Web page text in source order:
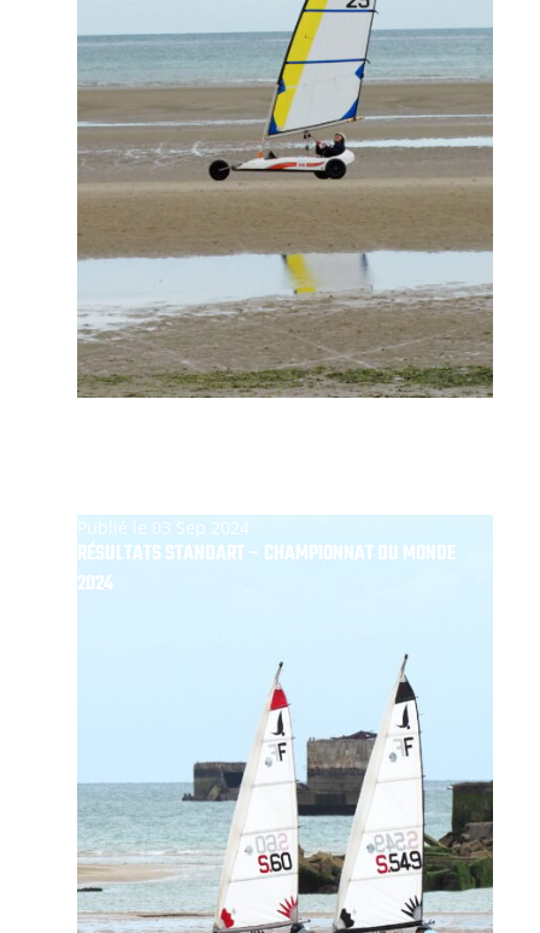
Publié le 03 Sep 2024
RÉSULTATS STANDART – CHAMPIONNAT DU MONDE
2024